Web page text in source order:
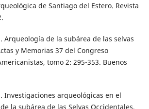
de Santiago del Estero. Revista
Arqueología de la subárea de las selvas
y Memorias 37 del Congreso
tomo 2: 295-353. Buenos
Investigaciones arqueológicas en el
la subárea de las Selvas Occidentales.